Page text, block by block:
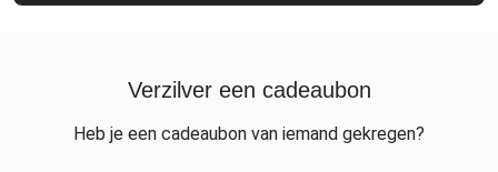
Verzilver een cadeaubon
Heb je een cadeaubon van iemand gekregen?